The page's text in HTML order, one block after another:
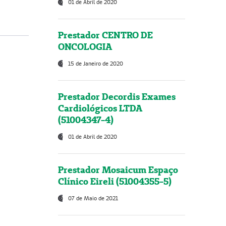
01 de Abril de 2020
Prestador CENTRO DE
ONCOLOGIA
15 de Janeiro de 2020
Prestador Decordis Exames
Cardiológicos LTDA
(51004347-4)
01 de Abril de 2020
Prestador Mosaicum Espaço
Clínico Eireli (51004355-5)
07 de Maio de 2021